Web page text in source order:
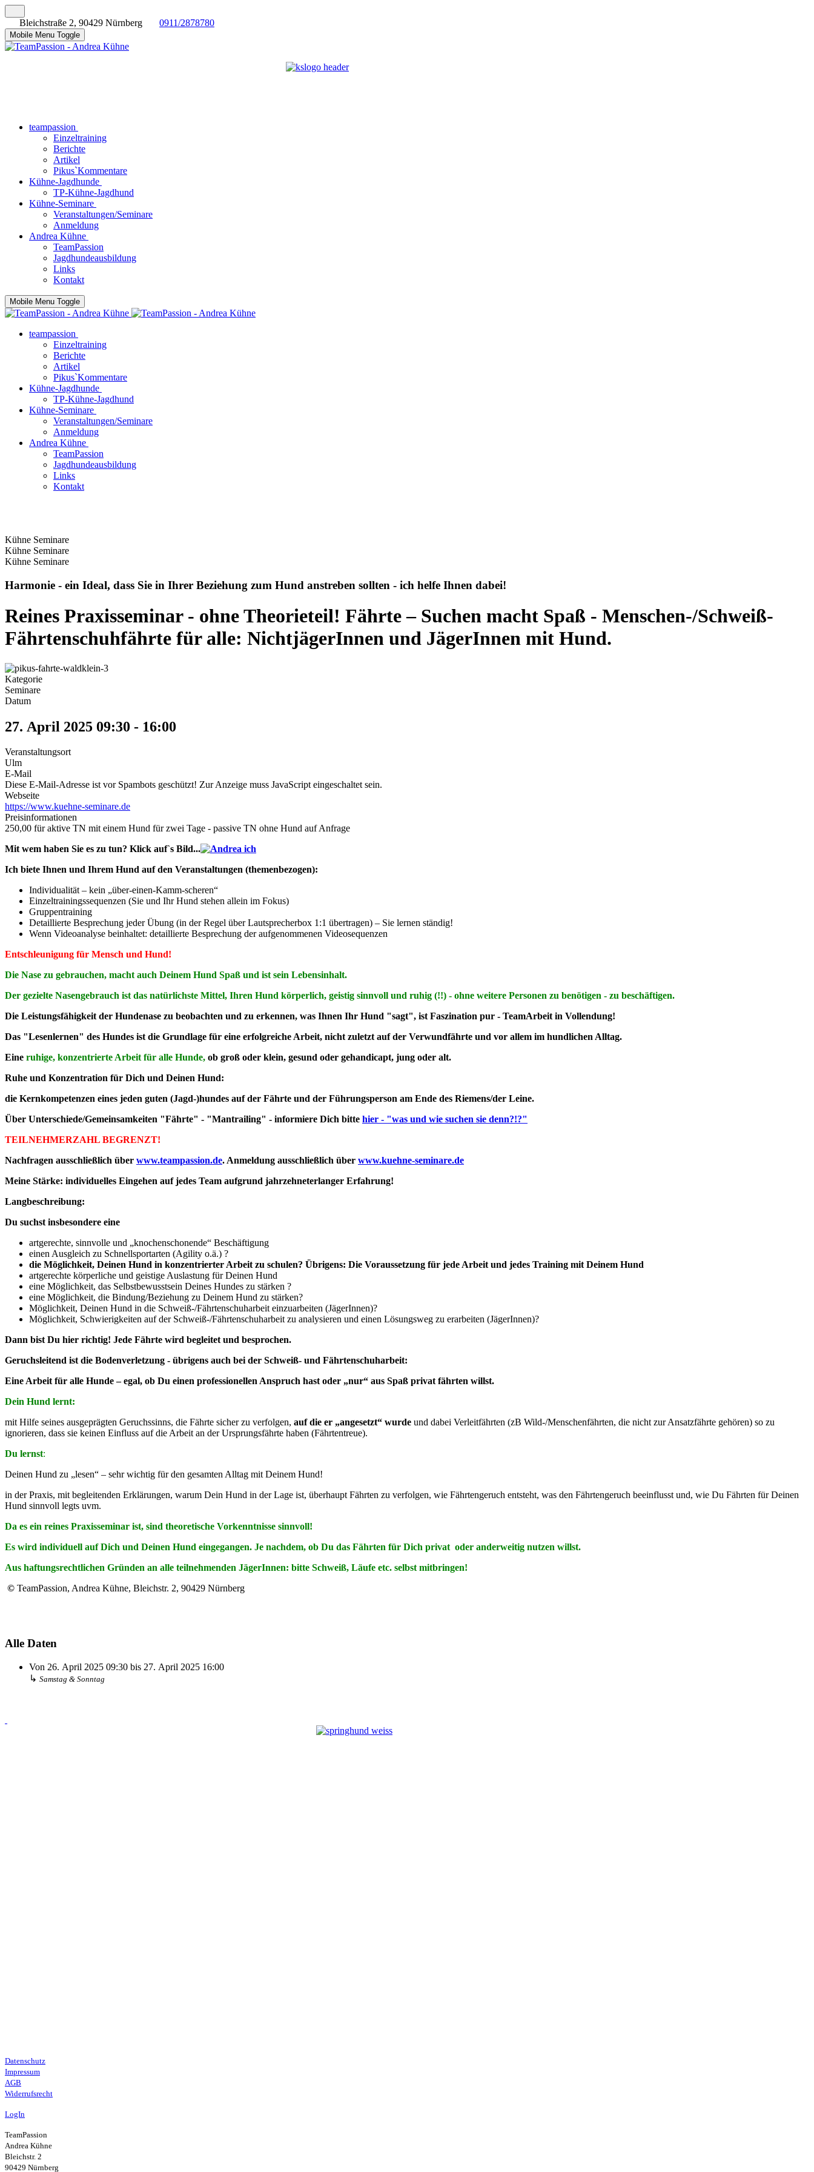
Bleichstraße 2, 90429 Nürnberg 0911/2878780
Mobile Menu Toggle
teampassion
Einzeltraining
Berichte
Artikel
Pikus`Kommentare
Kühne-Jagdhunde
TP-Kühne-Jagdhund
Kühne-Seminare
Veranstaltungen/Seminare
Anmeldung
Andrea Kühne
TeamPassion
Jagdhundeausbildung
Links
Kontakt
Mobile Menu Toggle
teampassion
Einzeltraining
Berichte
Artikel
Pikus`Kommentare
Kühne-Jagdhunde
TP-Kühne-Jagdhund
Kühne-Seminare
Veranstaltungen/Seminare
Anmeldung
Andrea Kühne
TeamPassion
Jagdhundeausbildung
Links
Kontakt
Kühne Seminare
Kühne Seminare
Kühne Seminare
Harmonie - ein Ideal, dass Sie in Ihrer Beziehung zum Hund anstreben sollten - ich helfe Ihnen dabei!
Reines Praxisseminar - ohne Theorieteil! Fährte – Suchen macht Spaß - Menschen-/Schweiß-
Fährtenschuhfährte für alle: NichtjägerInnen und JägerInnen mit Hund.
Kategorie
Seminare
Datum
27. April 2025 09:30 - 16:00
Veranstaltungsort
Ulm
E-Mail
Diese E-Mail-Adresse ist vor Spambots geschützt! Zur Anzeige muss JavaScript eingeschaltet sein.
Webseite
https://www.kuehne-seminare.de
Preisinformationen
250,00 für aktive TN mit einem Hund für zwei Tage - passive TN ohne Hund auf Anfrage
Mit wem haben Sie es zu tun? Klick auf`s Bild...
Ich biete Ihnen und Ihrem Hund auf den Veranstaltungen (themenbezogen):
Individualität – kein „über-einen-Kamm-scheren“
Einzeltrainingssequenzen (Sie und Ihr Hund stehen allein im Fokus)
Gruppentraining
Detaillierte Besprechung jeder Übung (in der Regel über Lautsprecherbox 1:1 übertragen) – Sie lernen ständig!
Wenn Videoanalyse beinhaltet: detaillierte Besprechung der aufgenommenen Videosequenzen
Entschleunigung für Mensch und Hund!
Die Nase zu gebrauchen, macht auch Deinem Hund Spaß und ist sein Lebensinhalt.
Der gezielte Nasengebrauch ist das natürlichste Mittel, Ihren Hund körperlich, geistig sinnvoll und ruhig (!!) - ohne weitere Personen zu benötigen - zu beschäftigen.
Die Leistungsfähigkeit der Hundenase zu beobachten und zu erkennen, was Ihnen Ihr Hund "sagt", ist Faszination pur - TeamArbeit in Vollendung!
Das "Lesenlernen" des Hundes ist die Grundlage für eine erfolgreiche Arbeit, nicht zuletzt auf der Verwundfährte und vor allem im hundlichen Alltag.
Eine ruhige, konzentrierte Arbeit für alle Hunde, ob groß oder klein, gesund oder gehandicapt, jung oder alt.
Ruhe und Konzentration für Dich und Deinen Hund:
die Kernkompetenzen eines jeden guten (Jagd-)hundes auf der Fährte und der Führungsperson am Ende des Riemens/der Leine.
Über Unterschiede/Gemeinsamkeiten "Fährte" - "Mantrailing" - informiere Dich bitte hier - "was und wie suchen sie denn?!?"
TEILNEHMERZAHL BEGRENZT!
Nachfragen ausschließlich über www.teampassion.de. Anmeldung ausschließlich über www.kuehne-seminare.de
Meine Stärke: individuelles Eingehen auf jedes Team aufgrund jahrzehneterlanger Erfahrung!
Langbeschreibung:
Du suchst insbesondere eine
artgerechte, sinnvolle und „knochenschonende“ Beschäftigung
einen Ausgleich zu Schnellsportarten (Agility o.ä.) ?
die Möglichkeit, Deinen Hund in konzentrierter Arbeit zu schulen? Übrigens: Die Voraussetzung für jede Arbeit und jedes Training mit Deinem Hund
artgerechte körperliche und geistige Auslastung für Deinen Hund
eine Möglichkeit, das Selbstbewusstsein Deines Hundes zu stärken ?
eine Möglichkeit, die Bindung/Beziehung zu Deinem Hund zu stärken?
Möglichkeit, Deinen Hund in die Schweiß-/Fährtenschuharbeit einzuarbeiten (JägerInnen)?
Möglichkeit, Schwierigkeiten auf der Schweiß-/Fährtenschuharbeit zu analysieren und einen Lösungsweg zu erarbeiten (JägerInnen)?
Dann bist Du hier richtig! Jede Fährte wird begleitet und besprochen.
Geruchsleitend ist die Bodenverletzung - übrigens auch bei der Schweiß- und Fährtenschuharbeit:
Eine Arbeit für alle Hunde – egal, ob Du einen professionellen Anspruch hast oder „nur“ aus Spaß privat fährten willst.
Dein Hund lernt:
mit Hilfe seines ausgeprägten Geruchssinns, die Fährte sicher zu verfolgen, auf die er „angesetzt“ wurde und dabei Verleitfährten (zB Wild-/Menschenfährten, die nicht zur Ansatzfährte gehören) so zu
ignorieren, dass sie keinen Einfluss auf die Arbeit an der Ursprungsfährte haben (Fährtentreue).
Du lernst:
Deinen Hund zu „lesen“ – sehr wichtig für den gesamten Alltag mit Deinem Hund!
in der Praxis, mit begleitenden Erklärungen, warum Dein Hund in der Lage ist, überhaupt Fährten zu verfolgen, wie Fährtengeruch entsteht, was den Fährtengeruch beeinflusst und, wie Du Fährten für Deinen
Hund sinnvoll legts uvm.
Da es ein reines Praxisseminar ist, sind theoretische Vorkenntnisse sinnvoll!
Es wird individuell auf Dich und Deinen Hund eingegangen. Je nachdem, ob Du das Fährten für Dich privat oder anderweitig nutzen willst.
Aus haftungsrechtlichen Gründen an alle teilnehmenden JägerInnen: bitte Schweiß, Läufe etc. selbst mitbringen!
© TeamPassion, Andrea Kühne, Bleichstr. 2, 90429 Nürnberg
Alle Daten
Von 26. April 2025 09:30 bis 27. April 2025 16:00
↳ Samstag & Sonntag
Datenschutz
Impressum
AGB
Widerrufsrecht
LogIn
TeamPassion
Andrea Kühne
Bleichstr. 2
90429 Nürnberg